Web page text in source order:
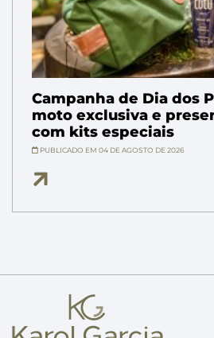
Campanha de Dia dos
moto exclusiva e
com kits especiais
PUBLICADO EM 04 DE AGOSTO DE 2026